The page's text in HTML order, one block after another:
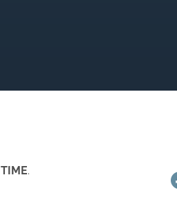
TIME.